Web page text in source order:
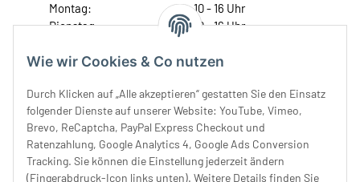
Wie wir Cookies & Co nutzen
Durch Klicken auf „Alle akzeptieren“ gestatten Sie den Einsatz
folgender Dienste auf unserer Website: YouTube, Vimeo,
Brevo, ReCaptcha, PayPal Express Checkout und
Ratenzahlung, Google Analytics 4, Google Ads Conversion
Tracking. Sie können die Einstellung jederzeit ändern
(Fingerabdruck-Icon links unten). Weitere Details finden Sie
Montag:
10 - 16 Uhr
Dienstag:
10 - 16 Uhr
Donnerstag:
10 - 18 Uhr
Samstag:
10 - 14 Uhr
Unser Service
Rechtliches